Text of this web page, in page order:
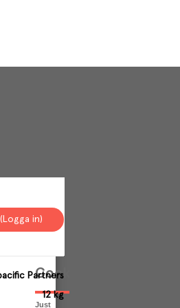
in)
Partners
12 kg
Cookies
Just